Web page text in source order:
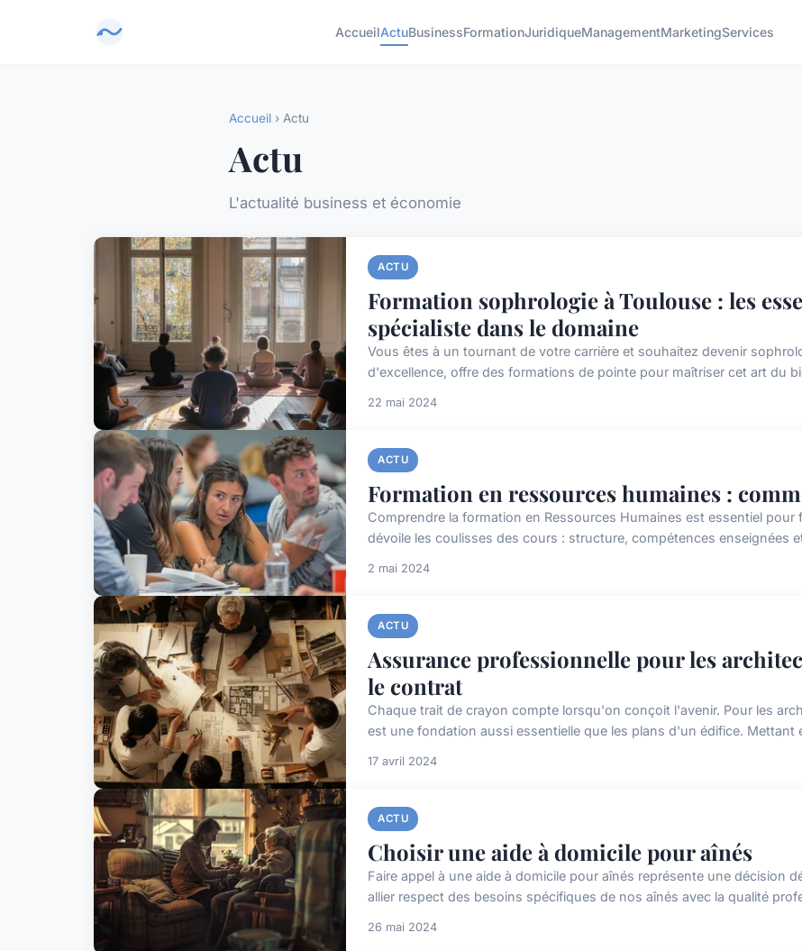
AccueilActuBusinessFormationJuridiqueManagementMarketingServices
Accueil › Actu
Actu
L'actualité business et économie
ACTU
Formation sophrologie à Toulouse : les
spécialiste dans le domaine
Vous êtes à un tournant de votre carrière et souhaitez devenir
d'excellence, offre des formations de pointe pour maîtriser cet art du
22 mai 2024
ACTU
Formation en ressources humaines :
Comprendre la formation en Ressources Humaines est essentiel
dévoile les coulisses des cours : structure, compétences enseignées
2 mai 2024
ACTU
Assurance professionnelle pour les
le contrat
Chaque trait de crayon compte lorsqu'on conçoit l'avenir. Pour les
est une fondation aussi essentielle que les plans d'un édifice. Mettant
17 avril 2024
ACTU
Choisir une aide à domicile pour aînés
Faire appel à une aide à domicile pour aînés représente une décision
allier respect des besoins spécifiques de nos aînés avec la qualité
26 mai 2024